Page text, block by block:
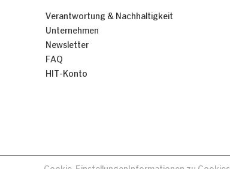
Verantwortung & Nachhaltigkeit
Unternehmen
Newsletter
FAQ
HIT-Konto